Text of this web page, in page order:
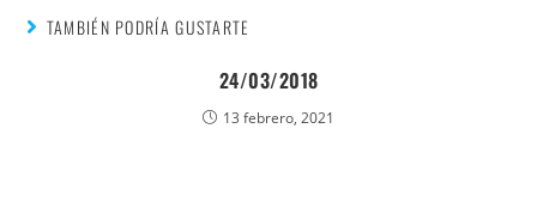
TAMBIÉN PODRÍA GUSTARTE
24/03/2018
13 febrero, 2021